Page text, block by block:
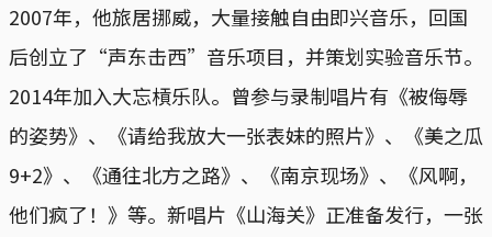
2007年，他旅居挪威，大量接触自由即兴音乐，回国
后创立了“声东击西”音乐项目，并策划实验音乐节。
2014年加入大忘槓乐队。曾参与录制唱片有《被侮辱
的姿势》、《请给我放大一张表妹的照片》、《美之瓜
9+2》、《通往北方之路》、《南京现场》、《风啊，
他们疯了！》等。新唱片《山海关》正准备发行，一张